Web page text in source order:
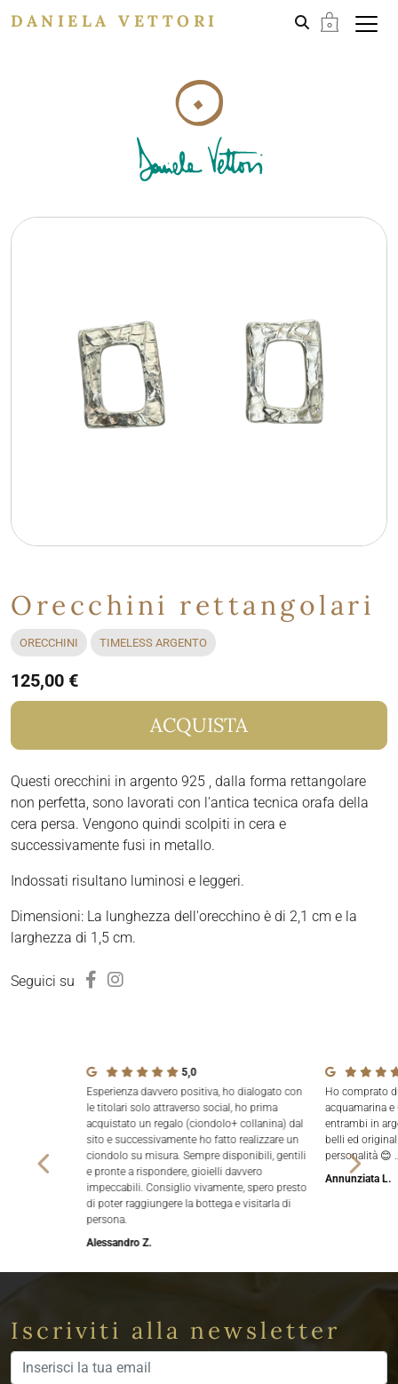
DANIELA VETTORI
Orecchini rettangolari
ORECCHINI TIMELESS ARGENTO
125,00 €
ACQUISTA
Questi orecchini in argento 925 , dalla forma rettangolare
non perfetta, sono lavorati con l'antica tecnica orafa della
cera persa. Vengono quindi scolpiti in cera e
successivamente fusi in metallo.
Indossati risultano luminosi e leggeri.
Dimensioni: La lunghezza dell'orecchino è di 2,1 cm e la
larghezza di 1,5 cm.
Seguici su
5,0
Esperienza davvero positiva, ho dialogato con
le titolari solo attraverso social, ho prima
acquistato un regalo (ciondolo+ collanina) dal
sito e successivamente ho fatto realizzare un
ciondolo su misura. Sempre disponibili, gentili
e pronte a rispondere, gioielli davvero
impeccabili. Consiglio vivamente, spero presto
di poter raggiungere la bottega e visitarla di
persona.
Alessandro Z.
Ho comprato
acquamarina
entrambi in
belli ed
personalità 😊
Annunziata L.
Iscriviti alla newsletter